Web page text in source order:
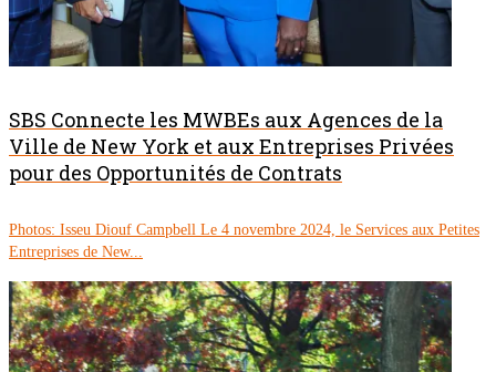
SBS Connecte les MWBEs aux Agences de la
Ville de New York et aux Entreprises Privées
pour des Opportunités de Contrats
Photos: Isseu Diouf Campbell Le 4 novembre 2024, le Services aux Petites
Entreprises de New...